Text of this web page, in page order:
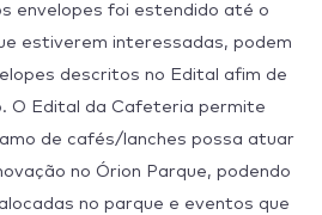
envelopes foi estendido até o
estiverem interessadas, podem
descritos no Edital afim de
O Edital da Cafeteria permite
de cafés/lanches possa atuar
no Órion Parque, podendo
no parque e eventos que